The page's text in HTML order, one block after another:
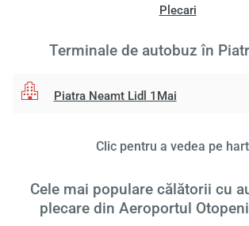
Plecari
Terminale de autobuz în
Piatra Neamt Lidl 1Mai
Clic pentru a vedea pe
Cele mai populare călătorii cu
plecare din Aeroportul